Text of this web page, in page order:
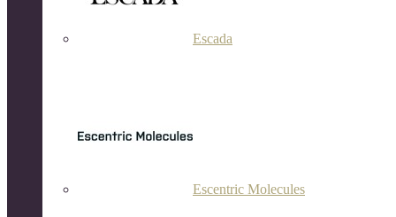
Escada
Escentric Molecules